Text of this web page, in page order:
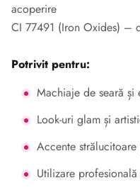
acoperire
CI 77491 (Iron Oxides) –
Potrivit pentru:
Machiaje de seară și
Look-uri glam și
Accente
Utilizare